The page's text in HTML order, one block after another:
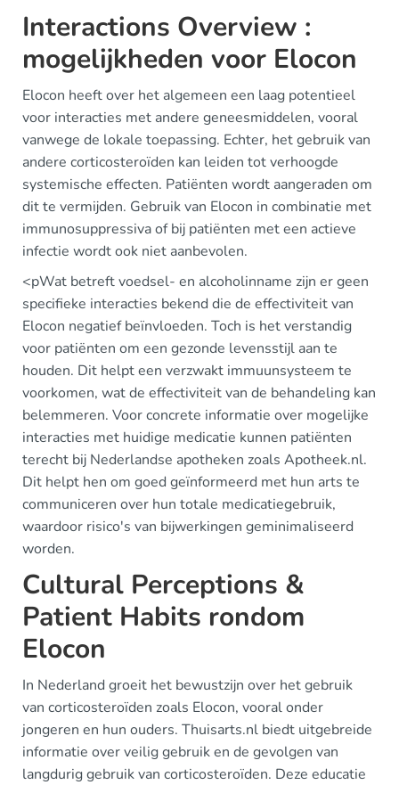
Interactions Overview :
mogelijkheden voor Elocon
Elocon heeft over het algemeen een laag potentieel
voor interacties met andere geneesmiddelen, vooral
vanwege de lokale toepassing. Echter, het gebruik van
andere corticosteroïden kan leiden tot verhoogde
systemische effecten. Patiënten wordt aangeraden om
dit te vermijden. Gebruik van Elocon in combinatie met
immunosuppressiva of bij patiënten met een actieve
infectie wordt ook niet aanbevolen.
<pWat betreft voedsel- en alcoholinname zijn er geen
specifieke interacties bekend die de effectiviteit van
Elocon negatief beïnvloeden. Toch is het verstandig
voor patiënten om een gezonde levensstijl aan te
houden. Dit helpt een verzwakt immuunsysteem te
voorkomen, wat de effectiviteit van de behandeling kan
belemmeren. Voor concrete informatie over mogelijke
interacties met huidige medicatie kunnen patiënten
terecht bij Nederlandse apotheken zoals Apotheek.nl.
Dit helpt hen om goed geïnformeerd met hun arts te
communiceren over hun totale medicatiegebruik,
waardoor risico's van bijwerkingen geminimaliseerd
worden.
Cultural Perceptions &
Patient Habits rondom
Elocon
In Nederland groeit het bewustzijn over het gebruik
van corticosteroïden zoals Elocon, vooral onder
jongeren en hun ouders. Thuisarts.nl biedt uitgebreide
informatie over veilig gebruik en de gevolgen van
langdurig gebruik van corticosteroïden. Deze educatie